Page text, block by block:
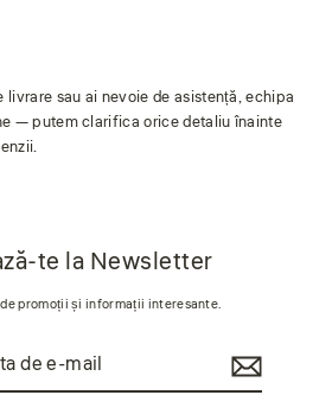
livrare sau ai nevoie de asistență, echipa
— putem clarifica orice detaliu înainte
te la Newsletter
promoții și informații interesante.